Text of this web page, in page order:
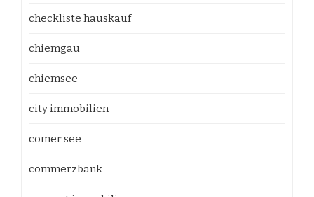
checkliste hauskauf
chiemgau
chiemsee
city immobilien
comer see
commerzbank